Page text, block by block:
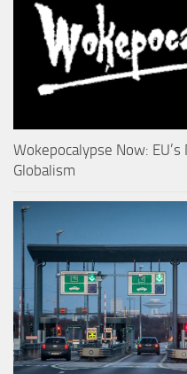
Wokepocalypse Now:
Globalism